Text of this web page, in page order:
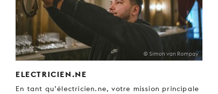
© Simon van Rompay
ELECTRICIEN.NE
En tant qu’électricien.ne, votre mission principale